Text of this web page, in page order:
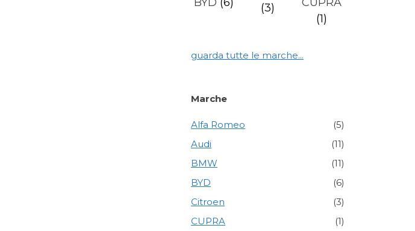
(3)
(1)
guarda tutte le marche...
Marche
Alfa Romeo
(5)
Audi
(11)
BMW
(11)
BYD
(6)
Citroen
(3)
CUPRA
(1)